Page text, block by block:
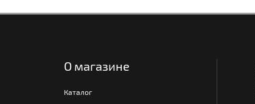
О магазине
Каталог